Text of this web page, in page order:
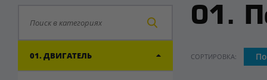
01. ДВИГАТЕЛЬ
01.
СОРТИРОВКА: